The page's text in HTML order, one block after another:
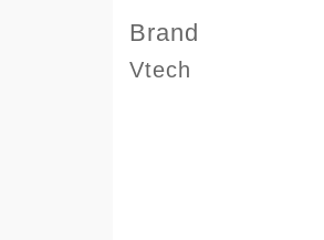
Brand
Vtech